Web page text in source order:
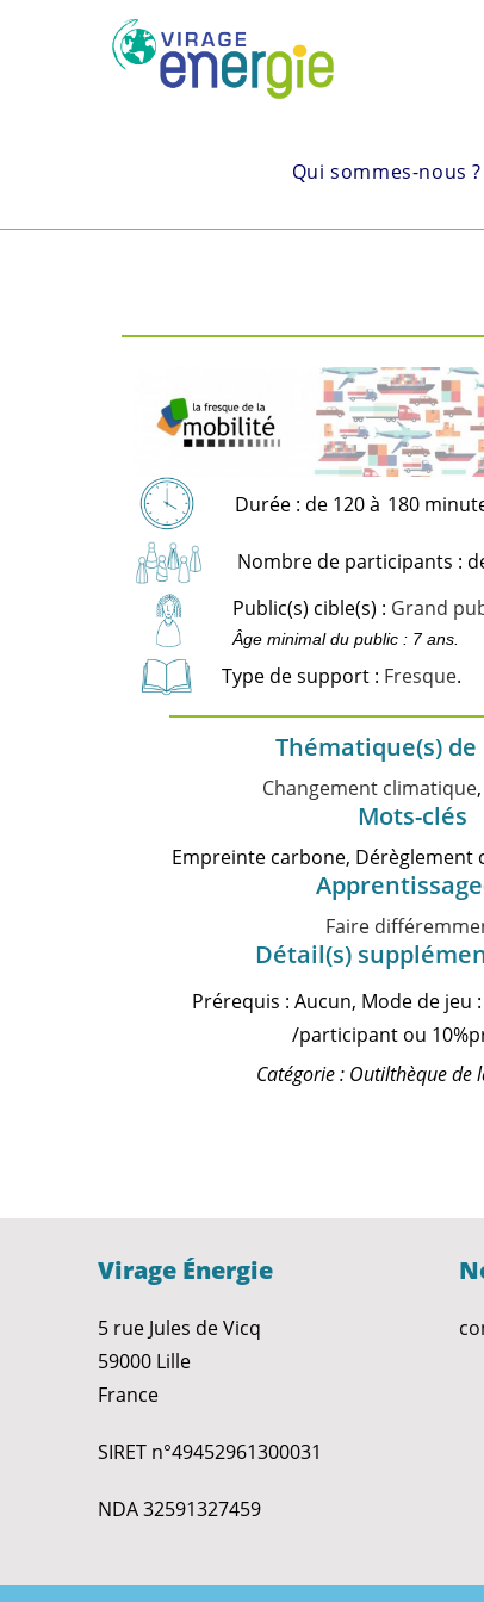
Qui sommes-nous ?
Durée : de 120 à 180
Nombre de participants :
Public(s) cible(s) : Grand
Âge minimal du public : 7 ans.
Type de support : Fresque.
Thématique(s)
Changement climatique
Mots-clés
Empreinte carbone, Dérèglement
Faire
Détail(s)
Prérequis : Aucun, Mode de jeu :
/participant ou
Catégorie : Outilthèque de
Virage Énergie
5 rue Jules de Vicq
59000 Lille
France
SIRET n°49452961300031
NDA 32591327459